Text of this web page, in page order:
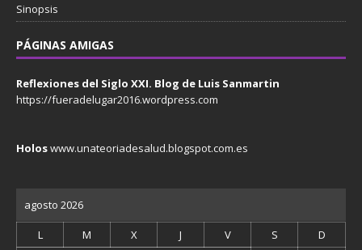
Sinopsis
PÁGINAS AMIGAS
Reflexiones del Siglo XXI. Blog de Luis Sanmartin
https://fueradelugar2016.wordpress.com
Holoswww.unateoriadesalud.blogspot.com.es
agosto 2026
L M X J V S D